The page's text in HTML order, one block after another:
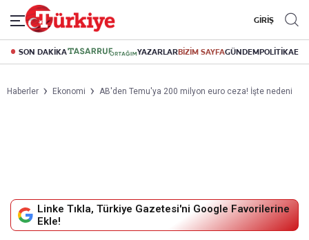
GİRİŞ
SON DAKİKA YAZARLARBİZİM SAYFAGÜNDEMPOLİTİKA
Haberler Ekonomi AB'den Temu'ya 200 milyon euro ceza! İşte nedeni
Linke Tıkla, Türkiye Gazetesi'ni Google Favorilerine
Ekle!